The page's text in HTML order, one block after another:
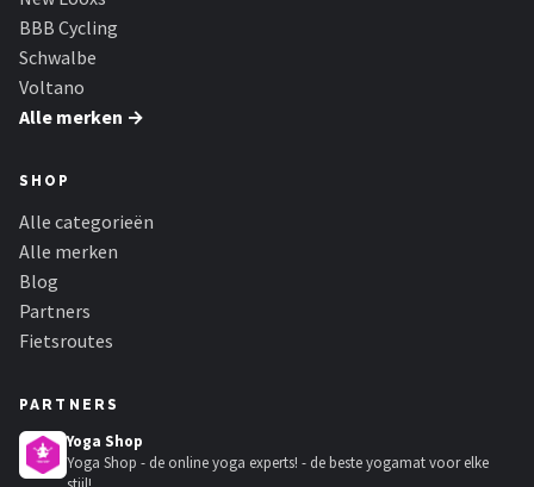
Voltano
Shimano
BBB Cycling
Schwalbe
Voltano
Alle merken →
SHOP
Alle categorieën
Alle merken
Blog
Partners
Fietsroutes
PARTNERS
Yoga Shop
Yoga Shop - de online yoga experts! - de beste yogamat voor elke